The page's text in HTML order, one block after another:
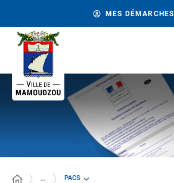
MES DÉMARCHES
… PACS